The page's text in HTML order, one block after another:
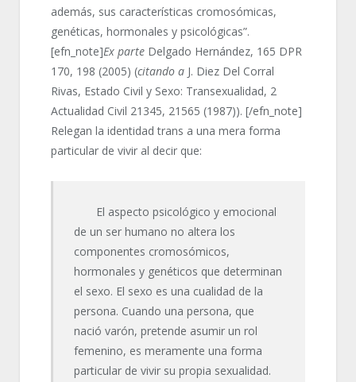
además, sus características cromosómicas,
genéticas, hormonales y psicológicas”.
[efn_note]Ex parteDelgado Hernández, 165 DPR
170, 198 (2005) (citando aJ. Diez Del Corral
Rivas, Estado Civil y Sexo: Transexualidad, 2
Actualidad Civil 21345, 21565 (1987)). [/efn_note]
Relegan la identidad trans a una mera forma
particular de vivir al decir que:
El aspecto psicológico y emocional
de un ser humano no altera los
componentes cromosómicos,
hormonales y genéticos que determinan
el sexo. El sexo es una cualidad de la
persona. Cuando una persona, que
nació varón, pretende asumir un rol
femenino, es meramente una forma
particular de vivir su propia sexualidad.